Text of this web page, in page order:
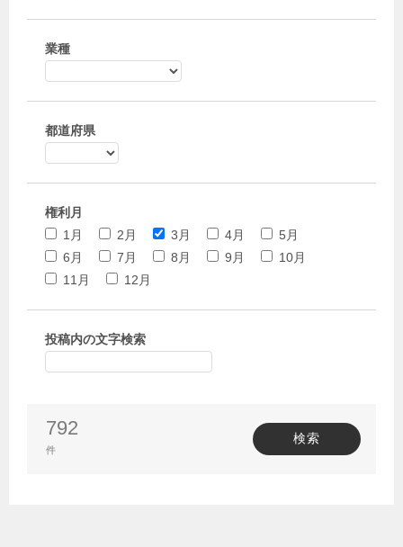
業種
都道府県
権利月
1月
2月 3月 4月
5月
6月
7月 8月 9月
10月
11月
12月
投稿内の文字検索
792
件
検索